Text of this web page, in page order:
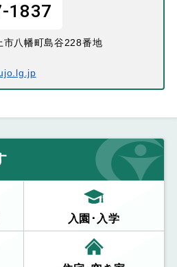
1837
八幡町島谷228番地
入園･入学